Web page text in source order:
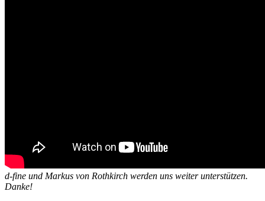
d-fine und Markus von Rothkirch werden uns weiter unterstützen.
Danke!